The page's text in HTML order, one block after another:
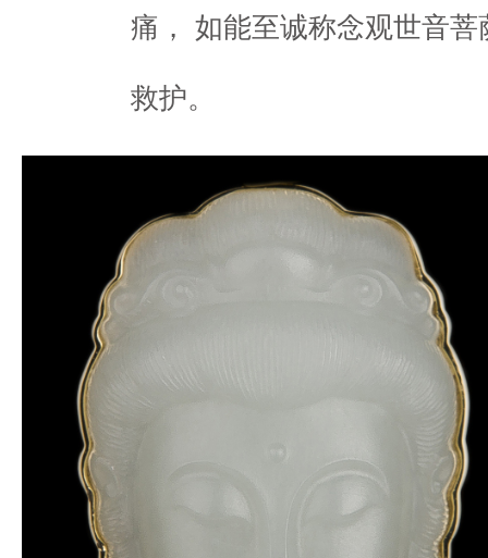
痛， 如能至诚称念观世音
救护。